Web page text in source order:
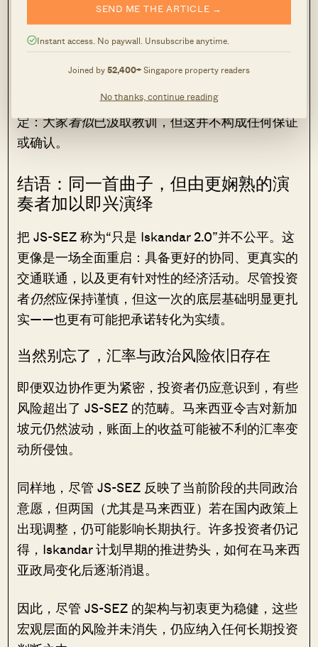
SEND ME THE ARTICLE →
Instant access. No paywall. Unsubscribe anytime.
Joined by52,400+Singapore property readers
No thanks, continue reading
所瞄准的需求——跨境通勤者与物流企业——也更
扎根于真实的经济基本面。
但我们也明白，市场具有不可预测性，参与者很可
能很快重蹈覆辙；因此我们只是在此加上一句限
定：大家看似已汲取教训，但这并不构成任何保证
或确认。
结语：同一首曲子，但由更娴熟的演
奏者加以即兴演绎
把 JS-SEZ 称为“只是 Iskandar 2.0”并不公平。这
更像是一场全面重启：具备更好的协同、更真实的
交通联通，以及更有针对性的经济活动。尽管投资
者仍然应保持谨慎，但这一次的底层基础明显更扎
实——也更有可能把承诺转化为实绩。
当然别忘了，汇率与政治风险依旧存在
即便双边协作更为紧密，投资者仍应意识到，有些
风险超出了 JS-SEZ 的范畴。马来西亚令吉对新加
坡元仍然波动，账面上的收益可能被不利的汇率变
动所侵蚀。
同样地，尽管 JS-SEZ 反映了当前阶段的共同政治
意愿，但两国（尤其是马来西亚）若在国内政策上
出现调整，仍可能影响长期执行。许多投资者仍记
得，Iskandar 计划早期的推进势头，如何在马来西
亚政局变化后逐渐消退。
因此，尽管 JS-SEZ 的架构与初衷更为稳健，这些
宏观层面的风险并未消失，仍应纳入任何长期投资